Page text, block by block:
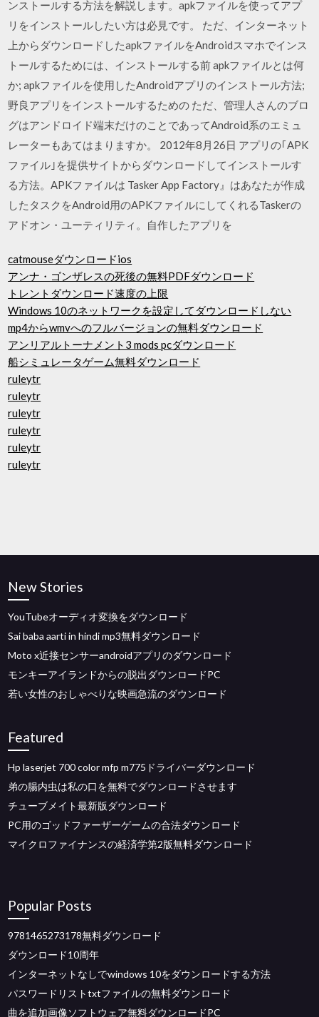
ンストールする方法を解説します。apkファイルを使ってアプ
リをインストールしたい方は必見です。 ただ、インターネット
上からダウンロードしたapkファイルをAndroidスマホでインス
トールするためには、インストールする前 apkファイルとは何
か; apkファイルを使用したAndroidアプリのインストール方法;
野良アプリをインストールするための ただ、管理人さんのブロ
グはアンドロイド端末だけのことであってAndroid系のエミュ
レーターもあてはまりますか。 2012年8月26日 アプリの｢APK
ファイル｣を提供サイトからダウンロードしてインストールす
る方法。APKファイルは Tasker App Factory』はあなたが作成
したタスクをAndroid用のAPKファイルにしてくれるTaskerの
アドオン・ユーティリティ。自作したアプリを
catmouseダウンロードios
アンナ・ゴンザレスの死後の無料PDFダウンロード
トレントダウンロード速度の上限
Windows 10のネットワークを設定してダウンロードしない
mp4からwmvへのフルバージョンの無料ダウンロード
アンリアルトーナメント3 mods pcダウンロード
船シミュレータゲーム無料ダウンロード
ruleytr
ruleytr
ruleytr
ruleytr
ruleytr
ruleytr
New Stories
YouTubeオーディオ変換をダウンロード
Sai baba aarti in hindi mp3無料ダウンロード
Moto x近接センサーandroidアプリのダウンロード
モンキーアイランドからの脱出ダウンロードPC
若い女性のおしゃべりな映画急流のダウンロード
Featured
Hp laserjet 700 color mfp m775ドライバーダウンロード
弟の腸内虫は私の口を無料でダウンロードさせます
チューブメイト最新版ダウンロード
PC用のゴッドファーザーゲームの合法ダウンロード
マイクロファイナンスの経済学第2版無料ダウンロード
Popular Posts
9781465273178無料ダウンロード
ダウンロード10周年
インターネットなしでwindows 10をダウンロードする方法
パスワードリストtxtファイルの無料ダウンロード
曲を追加画像ソフトウェア無料ダウンロードPC